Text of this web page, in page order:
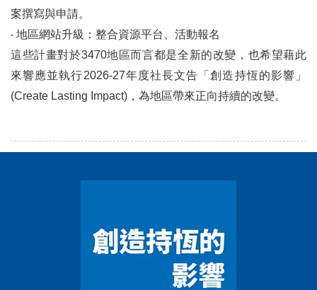
案撰寫與申請。
‧ 地區網站升級：整合資源平台、活動報名
這些計畫對於3470地區而言都是全新的改變，也希望藉此
來響應並執行2026-27年度社長文告「創造持恆的影響」
(Create Lasting Impact)，為地區帶來正向持續的改變。